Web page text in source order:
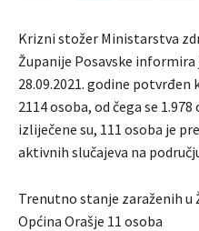
Krizni stožer Ministarstva
Županije Posavske informira
28.09.2021. godine potvrđen
2114 osoba, od čega se
izliječene su, 111 osoba je
aktivnih slučajeva na
Trenutno stanje zaraženih u
Općina Orašje 11 osoba